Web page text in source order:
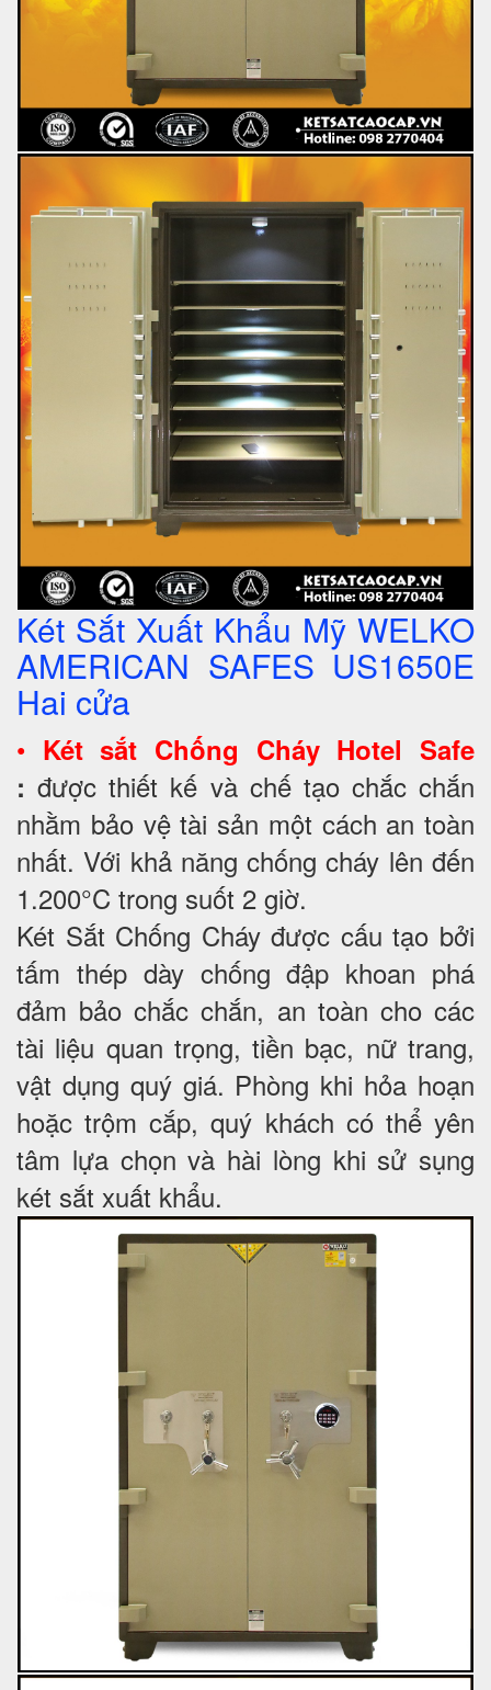
Két Sắt Xuất Khẩu Mỹ WELKO
AMERICAN SAFES US1650E
Hai cửa
• Két sắt Chống Cháy Hotel Safe
: được thiết kế và chế tạo chắc chắn
nhằm bảo vệ tài sản một cách an toàn
nhất. Với khả năng chống cháy lên đến
1.200°C trong suốt 2 giờ.
Két Sắt Chống Cháy được cấu tạo bởi
tấm thép dày chống đập khoan phá
đảm bảo chắc chắn, an toàn cho các
tài liệu quan trọng, tiền bạc, nữ trang,
vật dụng quý giá. Phòng khi hỏa hoạn
hoặc trộm cắp, quý khách có thể yên
tâm lựa chọn và hài lòng khi sử sụng
két sắt xuất khẩu.